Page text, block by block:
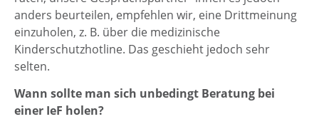
anders beurteilen, empfehlen wir, eine Drittmeinung
einzuholen, z. B. über die medizinische
Kinderschutzhotline. Das geschieht jedoch sehr
selten.
Wann sollte man sich unbedingt Beratung bei
einer IeF holen?